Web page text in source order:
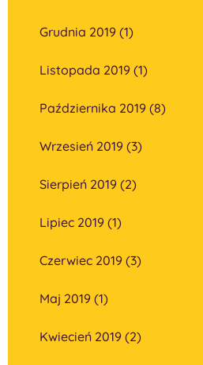
Grudnia 2019 (1)
Listopada 2019 (1)
Października 2019 (8)
Wrzesień 2019 (3)
Sierpień 2019 (2)
Lipiec 2019 (1)
Czerwiec 2019 (3)
Maj 2019 (1)
Kwiecień 2019 (2)